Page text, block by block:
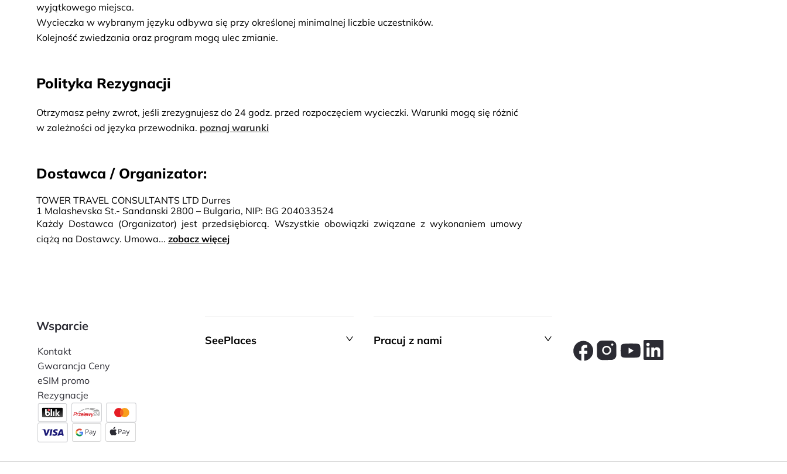
wyjątkowego miejsca.
Wycieczka w wybranym języku odbywa się przy określonej minimalnej liczbie uczestników.
Kolejność zwiedzania oraz program mogą ulec zmianie.
Polityka Rezygnacji
Otrzymasz pełny zwrot, jeśli zrezygnujesz do 24 godz. przed rozpoczęciem wycieczki. Warunki mogą się różnić
w zależności od języka przewodnika. poznaj warunki
Dostawca / Organizator:
TOWER TRAVEL CONSULTANTS LTD Durres
1 Malashevska St.- Sandanski 2800 – Bulgaria, NIP: BG 204033524
Każdy Dostawca (Organizator) jest przedsiębiorcą. Wszystkie obowiązki związane z wykonaniem umowy
ciążą na Dostawcy. Umowa... zobacz więcej
Wsparcie
Kontakt
Gwarancja Ceny
eSIM promo
Rezygnacje
SeePlaces Pracuj z nami